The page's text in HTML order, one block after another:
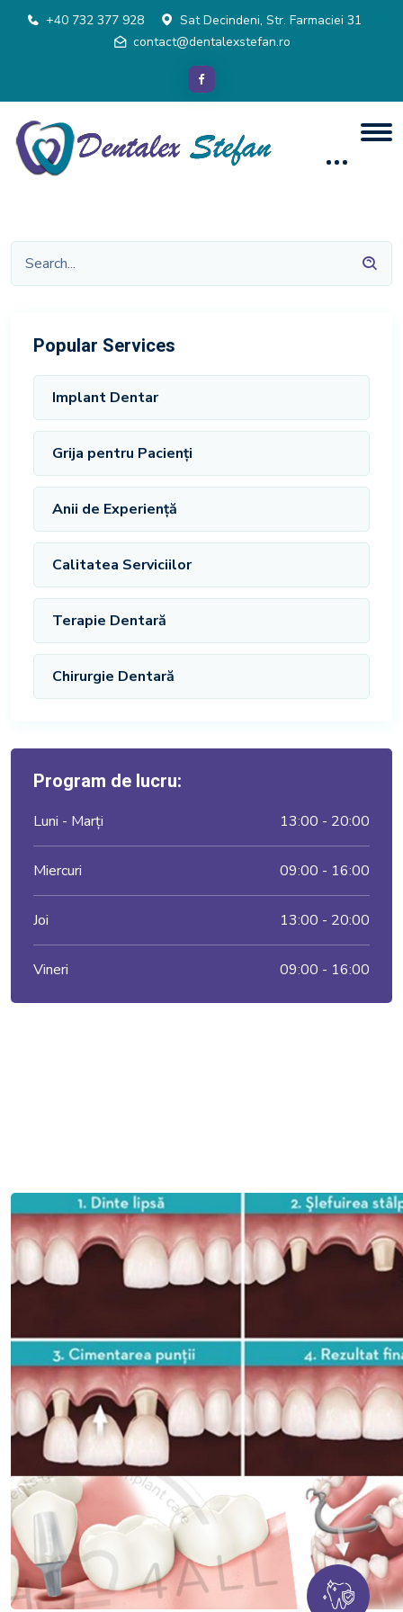
+40 732 377 928
Sat Decindeni, Str. Farmaciei 31
contact@dentalexstefan.ro
Popular Services
Implant Dentar
Grija pentru Pacienți
Anii de Experiență
Calitatea Serviciilor
Terapie Dentară
Chirurgie Dentară
Program de lucru:
Luni - Marți 13:00 - 20:00
Miercuri 09:00 - 16:00
Joi 13:00 - 20:00
Vineri 09:00 - 16:00